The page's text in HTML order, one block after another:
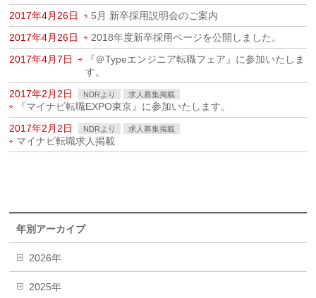
2017年4月26日
5月 新卒採用説明会のご案内
2017年4月26日
2018年度新卒採用ページを公開しました。
2017年4月7日
『＠Typeエンジニア転職フェア』に参加いたしま
す。
2017年2月2日
NDRより 求人募集掲載
『マイナビ転職EXPO東京』に参加いたします。
2017年2月2日
NDRより 求人募集掲載
マイナビ転職求人掲載
年別アーカイブ
2026年
2025年